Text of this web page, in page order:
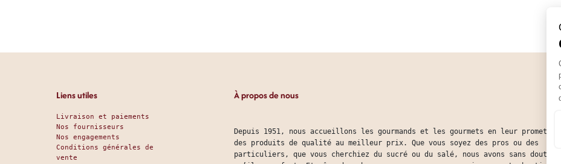
Liens utiles
Livraison et paiements
Nos fournisseurs
Nos engagements
Conditions générales de
vente
À propos de nous
Depuis 1951, nous accueillons les gourmands et les gourmets en leur promettant
des produits de qualité au meilleur prix. Que vous soyez des pros ou des
particuliers, que vous cherchiez du sucré ou du salé, nous avons sans doute ce